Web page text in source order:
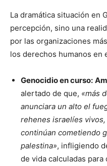
La dramática situación en
percepción, sino una
por las organizaciones
los derechos humanos en
Genocidio en curso:
alertado de que, «más
anunciara un alto el
rehenes israelíes
continúan cometiendo
palestina», infligiendo
de vida calculadas